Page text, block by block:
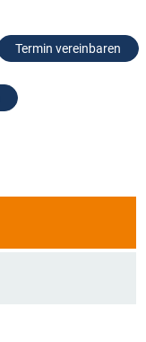
Termin vereinbaren